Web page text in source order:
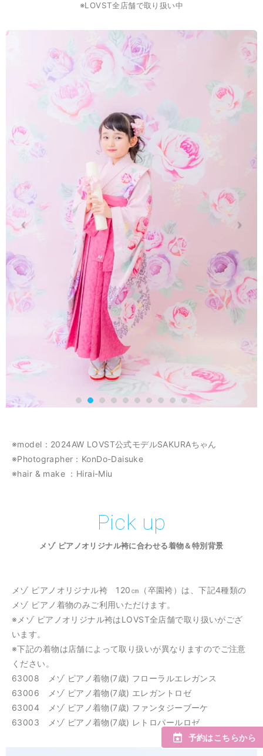
※LOVST全店舗で取り扱い中
※model：2024AW LOVST公式モデルSAKURAちゃん
※Photographer：KonDo-Daisuke
※hair & make ：Hirai-Miu
Pick up
メゾ ピアノオリジナル袴に合わせる着物＆特別背景
メゾ ピアノオリジナル袴 120㎝（卒園袴）は、下記4種類の
メゾ ピアノ着物のみご利用いただけます。
※メゾ ピアノオリジナル袴はLOVST全店舗で取り扱いがござ
います。
※下記の着物は店舗によって取り扱いが異なりますのでご注意
ください。
63008 メゾ ピアノ着物(7歳) フローラルエレガンス
63006 メゾ ピアノ着物(7歳) エレガントロゼ
63004 メゾ ピアノ着物(7歳) ファンタジーブーケ
63003 メゾ ピアノ着物(7歳) レトロパールロゼ
予約はこちらから